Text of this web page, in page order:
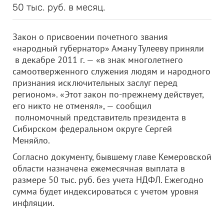
50 тыс. руб. в месяц.
Закон о присвоении почетного звания
«народный губернатор» Аману Тулееву приняли
в декабре 2011 г. — «в знак многолетнего
самоотверженного служения людям и народного
признания исключительных заслуг перед
регионом». «Этот закон по-прежнему действует,
его никто не отменял», — сообщил
полномочный представитель президента в
Сибирском федеральном округе Сергей
Меняйло.
Согласно документу, бывшему главе Кемеровской
области назначена ежемесячная выплата в
размере 50 тыс. руб. без учета НДФЛ. Ежегодно
сумма будет индексироваться с учетом уровня
инфляции.